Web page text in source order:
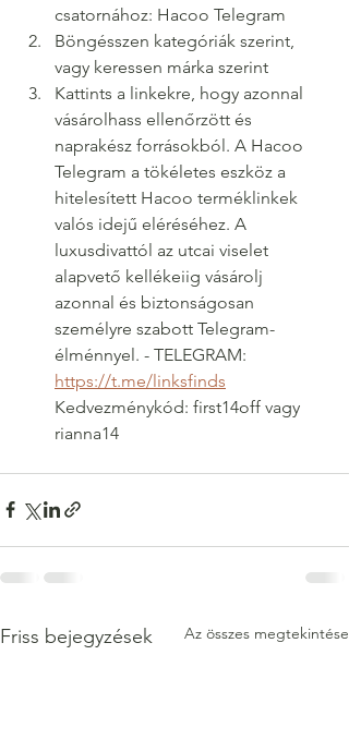
csatornához: Hacoo Telegram
Böngésszen kategóriák szerint,
vagy keressen márka szerint
Kattints a linkekre, hogy azonnal
vásárolhass ellenőrzött és
naprakész forrásokból. A Hacoo
Telegram a tökéletes eszköz a
hitelesített Hacoo terméklinkek
valós idejű eléréséhez. A
luxusdivattól az utcai viselet
alapvető kellékeiig vásárolj
azonnal és biztonságosan
személyre szabott Telegram-
élménnyel. - TELEGRAM:
https://t.me/linksfinds
Kedvezménykód: first14off vagy
rianna14
Friss bejegyzések Az összes megtekintése